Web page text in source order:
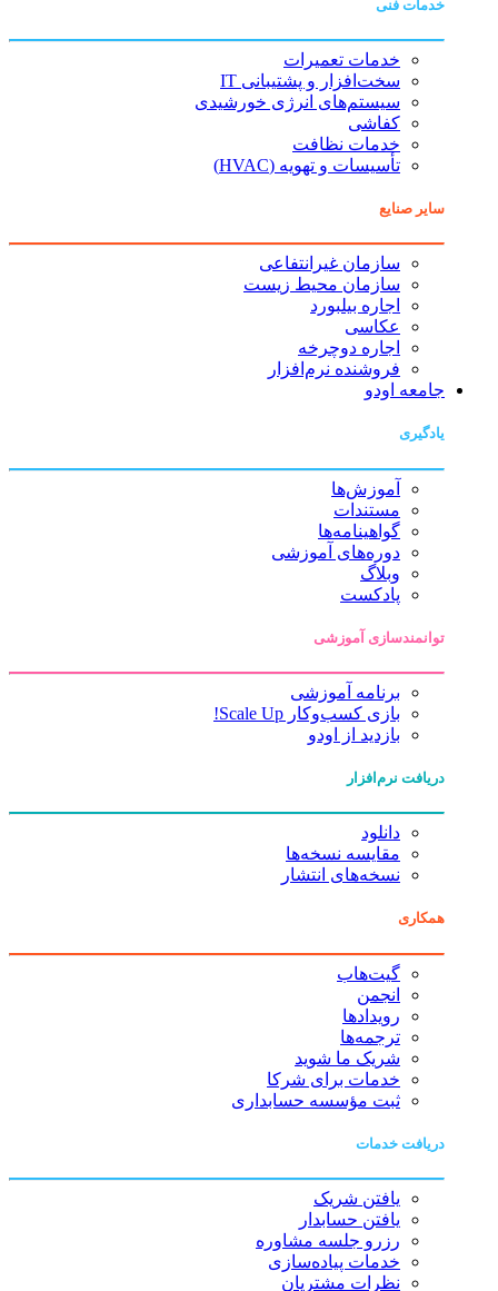
خدمات فنی
خدمات تعمیرات
سخت‌افزار و پشتیبانی IT
سیستم‌های انرژی خورشیدی
کفاشی
خدمات نظافت
تأسیسات و تهویه (HVAC)
سایر صنایع
سازمان غیرانتفاعی
سازمان محیط زیست
اجاره بیلبورد
عکاسی
اجاره دوچرخه
فروشنده نرم‌افزار
جامعه اودو
یادگیری
آموزش‌ها
مستندات
گواهینامه‌ها
دوره‌های آموزشی
وبلاگ
پادکست
توانمندسازی آموزشی
برنامه آموزشی
بازی کسب‌وکار Scale Up!
بازدید از اودو
دریافت نرم‌افزار
دانلود
مقایسه نسخه‌ها
نسخه‌های انتشار
همکاری
گیت‌هاب
انجمن
رویدادها
ترجمه‌ها
شریک ما شوید
خدمات برای شرکا
ثبت مؤسسه حسابداری
دریافت خدمات
یافتن شریک
یافتن حسابدار
رزرو جلسه مشاوره
خدمات پیاده‌سازی
نظرات مشتریان